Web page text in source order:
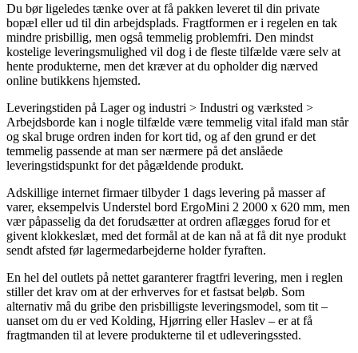
Du bør ligeledes tænke over at få pakken leveret til din private
bopæl eller ud til din arbejdsplads. Fragtformen er i regelen en tak
mindre prisbillig, men også temmelig problemfri. Den mindst
kostelige leveringsmulighed vil dog i de fleste tilfælde være selv at
hente produkterne, men det kræver at du opholder dig nærved
online butikkens hjemsted.
Leveringstiden på Lager og industri > Industri og værksted >
Arbejdsborde kan i nogle tilfælde være temmelig vital ifald man står
og skal bruge ordren inden for kort tid, og af den grund er det
temmelig passende at man ser nærmere på det anslåede
leveringstidspunkt for det pågældende produkt.
Adskillige internet firmaer tilbyder 1 dags levering på masser af
varer, eksempelvis Understel bord ErgoMini 2 2000 x 620 mm, men
vær påpasselig da det forudsætter at ordren aflægges forud for et
givent klokkeslæt, med det formål at de kan nå at få dit nye produkt
sendt afsted før lagermedarbejderne holder fyraften.
En hel del outlets på nettet garanterer fragtfri levering, men i reglen
stiller det krav om at der erhverves for et fastsat beløb. Som
alternativ må du gribe den prisbilligste leveringsmodel, som tit –
uanset om du er ved Kolding, Hjørring eller Haslev – er at få
fragtmanden til at levere produkterne til et udleveringssted.